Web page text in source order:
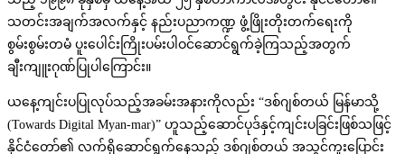
သတင်းအချက်အလက်နှင့် နည်းပညာကဏ္ဍ ဖွံ့ဖြိုးတိုးတက်ရေးကို
စွမ်းစွမ်းတမံ ပူးပေါင်းကြိုးပမ်းပါဝင်ဆောင်ရွက်ခဲ့ကြသည့်အတွက်
ချီးကျူးဂုဏ်ပြုပါကြောင်း။
ယနေ့ကျင်းပပြုလုပ်သည့်အခမ်းအနားကိုလည်း “ဒစ်ဂျစ်တယ် မြန်မာသို့
(Towards Digital Myan-mar)” ဟူသည့်ဆောင်ပုဒ်နှင့်ကျင်းပခြင်းဖြစ်သဖြင့်
နိုင်ငံတော်၏ လက်ရှိဆောင်ရွက်နေသည့် ဒစ်ဂျစ်တယ် အသွင်ကူးပြောင်း